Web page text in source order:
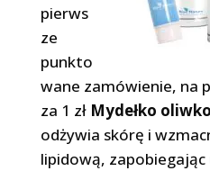
pierws
ze
punkto
wane zamówienie, na
za 1 zł Mydełko
odżywia skórę i
lipidową,